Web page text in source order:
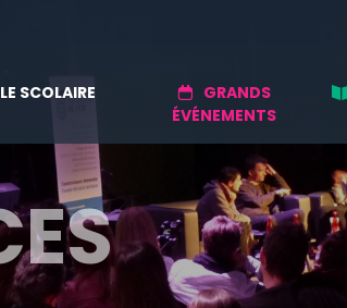
SCOLAIRE
GRANDS
ÉVÉNEMENTS